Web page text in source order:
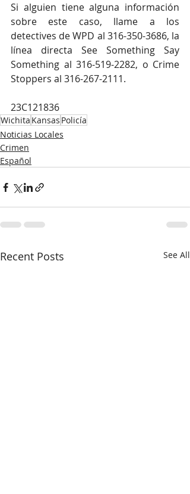
Si alguien tiene alguna información
sobre este caso, llame a los
detectives de WPD al 316-350-3686, la
línea directa See Something Say
Something al 316-519-2282, o Crime
Stoppers al 316-267-2111.
23C121836
Wichita Kansas Policía
Noticias Locales
Crimen
Español
Recent Posts See All